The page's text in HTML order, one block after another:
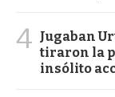
4 Jugaban
tiraron la
insólito